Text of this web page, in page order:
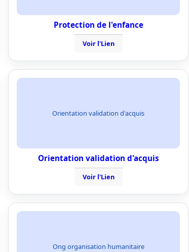
Protection de l'enfance
Voir l'Lien
Orientation validation d'acquis
Orientation validation d'acquis
Voir l'Lien
Ong organisation humanitaire